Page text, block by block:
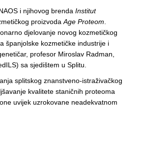
i njihovog brenda Institut
proizvoda Age Proteom
djelovanje novog kozmetičkog
španjolske kozmetičke industrije i
profesor Miroslav Radman,
sa sjedištem u Splitu.
splitskog znanstveno-istraživačkog
kvalitete staničnih proteoma
uvijek uzrokovane neadekvatnom